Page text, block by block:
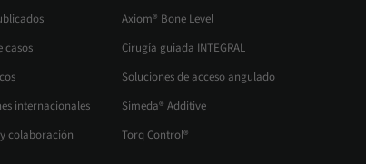
casos
internacionales
colaboración
Axiom® Bone Level
Cirugía guiada INTEGRAL
Soluciones de acceso angulado
Simeda® Additive
Torq Control®